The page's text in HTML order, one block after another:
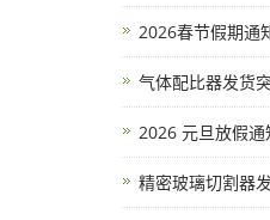
2026春节假期通
气体配比器发货
2026 元旦放假
精密玻璃切割器